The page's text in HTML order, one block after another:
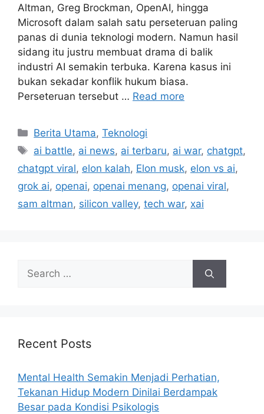
Altman, Greg Brockman, OpenAI, hingga
Microsoft dalam salah satu perseteruan paling
panas di dunia teknologi modern. Namun hasil
sidang itu justru membuat drama di balik
industri AI semakin terbuka. Karena kasus ini
bukan sekadar konflik hukum biasa.
Perseteruan tersebut … Read more
C
a
e
g
o
Berita Utama,Teknologi
T
a
s
ai battle, ai news, ai terbaru, ai war, chatgpt,
chatgpt viral, elon kalah, Elon musk, elon vs ai,
grok ai, openai, openai menang, openai viral,
sam altman, silicon valley, tech war, xai
h
r
:
Recent Posts
Mental Health Semakin Menjadi Perhatian,
Tekanan Hidup Modern Dinilai Berdampak
Besar pada Kondisi Psikologis